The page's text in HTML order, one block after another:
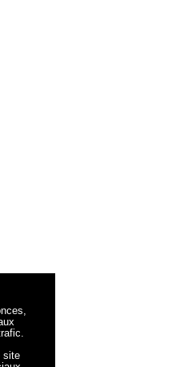
site